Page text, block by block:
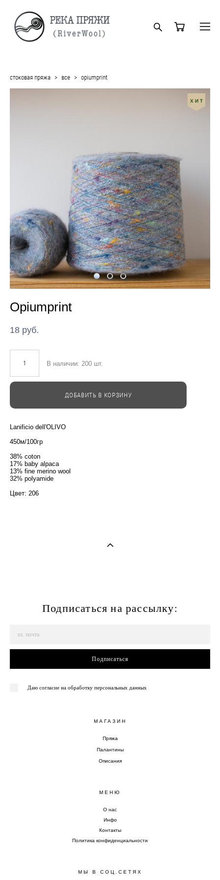
стоковая пряжа > все > opiumprint
ХИТ
Opiumprint
18 pуб.
В наличии: 200 шт.
ДОБАВИТЬ В КОРЗИНУ
Lanificio dell'OLIVO
450м/100гр
38% coton
17% baby alpaca
13% fine merino wool
32% polyamide
Цвет: 206
Подписаться на рассылку:
Подписаться
Даю согласие на обработку персональных данных
МАГАЗИН
Пряжа
Палантины
Описания
МЕНЮ
О нас
Инфо
Контакты
Политика конфиденциальности
МЫ В СОЦ.СЕТЯХ